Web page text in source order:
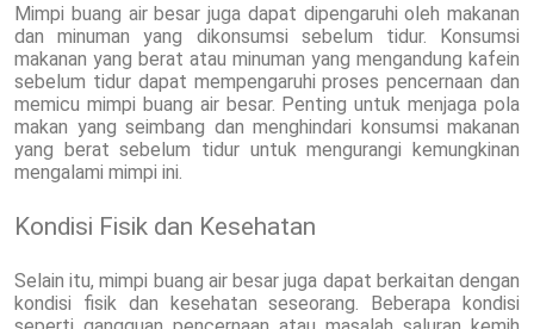
Mimpi buang air besar juga dapat dipengaruhi oleh makanan
dan minuman yang dikonsumsi sebelum tidur. Konsumsi
makanan yang berat atau minuman yang mengandung kafein
sebelum tidur dapat mempengaruhi proses pencernaan dan
memicu mimpi buang air besar. Penting untuk menjaga pola
makan yang seimbang dan menghindari konsumsi makanan
yang berat sebelum tidur untuk mengurangi kemungkinan
mengalami mimpi ini.
Kondisi Fisik dan Kesehatan
Selain itu, mimpi buang air besar juga dapat berkaitan dengan
kondisi fisik dan kesehatan seseorang. Beberapa kondisi